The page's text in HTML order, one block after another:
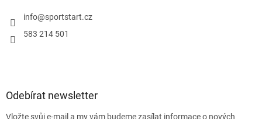
info@sportstart.cz
583 214 501
Odebírat newsletter
Vložte svůj e-mail a my vám budeme zasílat informace o nových